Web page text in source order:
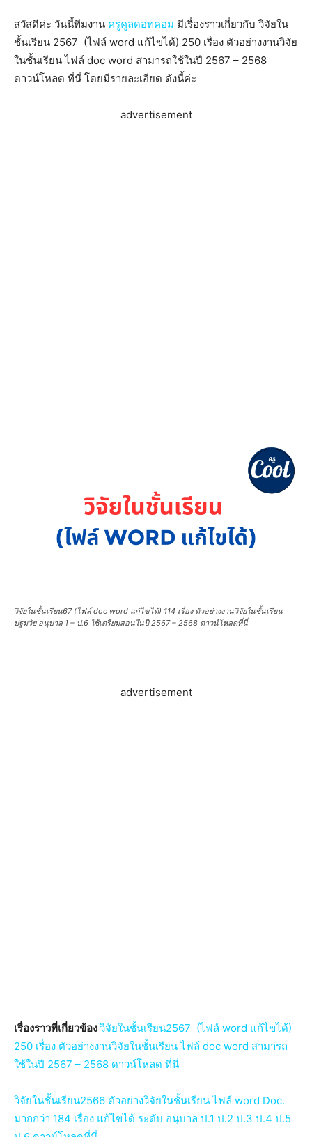
สวัสดีค่ะ วันนี้ทีมงาน ครูคูลดอทคอม มีเรื่องราวเกี่ยวกับ วิจัยใน
ชั้นเรียน 2567 (ไฟล์ word แก้ไขได้) 250 เรื่อง ตัวอย่างงานวิจัย
ในชั้นเรียน ไฟล์ doc word สามารถใช้ในปี 2567 – 2568
ดาวน์โหลด ที่นี่ โดยมีรายละเอียด ดังนี้ค่ะ
advertisement
วิจัยในชั้นเรียน67 (ไฟล์ doc word แก้ไขได้) 114 เรื่อง ตัวอย่างงานวิจัยในชั้นเรียน
ปฐมวัย อนุบาล 1 – ป.6 ใช้เตรียมสอนในปี 2567 – 2568 ดาวน์โหลดที่นี่
advertisement
เรื่องราวที่เกี่ยวข้องวิจัยในชั้นเรียน2567 (ไฟล์ word แก้ไขได้)
250 เรื่อง ตัวอย่างงานวิจัยในชั้นเรียน ไฟล์ doc word สามารถ
ใช้ในปี 2567 – 2568 ดาวน์โหลด ที่นี่
วิจัยในชั้นเรียน2566 ตัวอย่างวิจัยในชั้นเรียน ไฟล์ word Doc.
มากกว่า 184 เรื่อง แก้ไขได้ ระดับ อนุบาล ป.1 ป.2 ป.3 ป.4 ป.5